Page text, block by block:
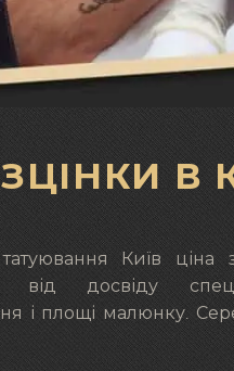
В
Київ ціна
від досвіду
і площі малюнку.